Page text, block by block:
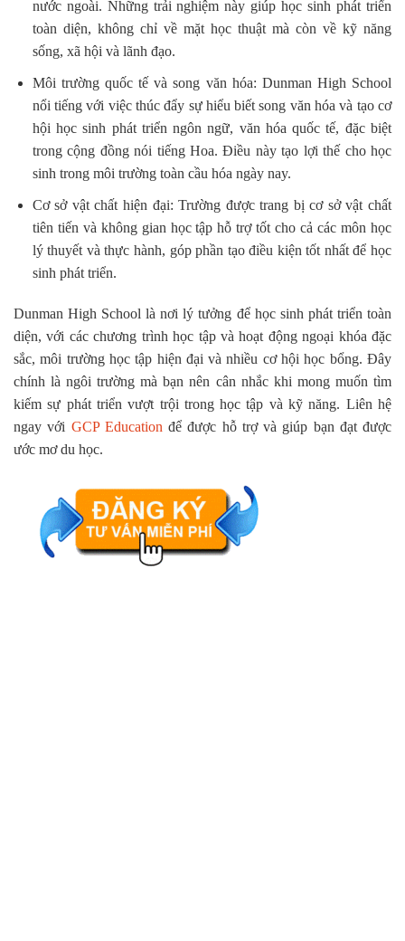
nước ngoài. Những trải nghiệm này giúp học sinh phát triển
toàn diện, không chỉ về mặt học thuật mà còn về kỹ năng
sống, xã hội và lãnh đạo.
Môi trường quốc tế và song văn hóa: Dunman High School
nổi tiếng với việc thúc đẩy sự hiểu biết song văn hóa và tạo cơ
hội học sinh phát triển ngôn ngữ, văn hóa quốc tế, đặc biệt
trong cộng đồng nói tiếng Hoa. Điều này tạo lợi thế cho học
sinh trong môi trường toàn cầu hóa ngày nay.
Cơ sở vật chất hiện đại: Trường được trang bị cơ sở vật chất
tiên tiến và không gian học tập hỗ trợ tốt cho cả các môn học
lý thuyết và thực hành, góp phần tạo điều kiện tốt nhất để học
sinh phát triển.
Dunman High School là nơi lý tưởng để học sinh phát triển toàn
diện, với các chương trình học tập và hoạt động ngoại khóa đặc
sắc, môi trường học tập hiện đại và nhiều cơ hội học bổng. Đây
chính là ngôi trường mà bạn nên cân nhắc khi mong muốn tìm
kiếm sự phát triển vượt trội trong học tập và kỹ năng. Liên hệ
ngay với GCP Education để được hỗ trợ và giúp bạn đạt được
ước mơ du học.